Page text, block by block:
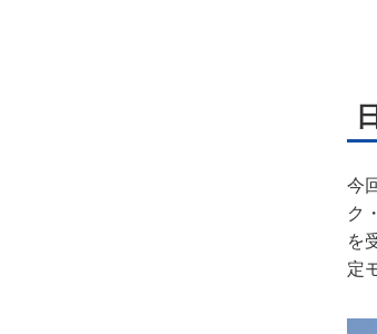
今
ク
を
定